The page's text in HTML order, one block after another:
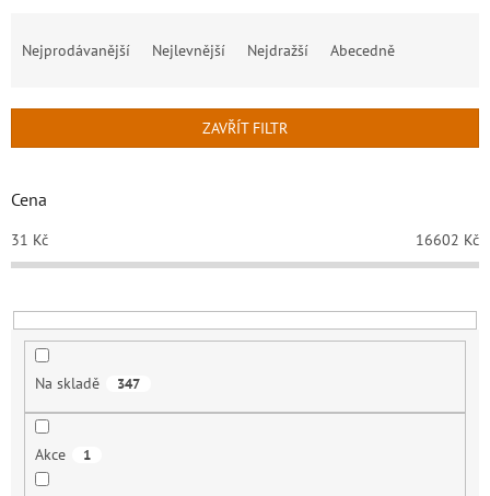
í
r
d
u
t
ů
Nejprodávanější Nejlevnější Nejdražší Abecedně
ZAVŘÍT FILTR
Cena
31 Kč 16602 Kč
Na skladě 347
Akce 1